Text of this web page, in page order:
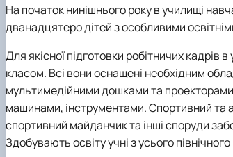
На початок нинішнього року в училищі
дванадцятеро дітей з особливими
Для якісної підготовки робітничих
класом. Всі вони оснащені необхідним
мультимедійними дошками та
машинами, інструментами. Спортивний та
спортивний майданчик та інші споруди
Здобувають освіту учні з усього північного